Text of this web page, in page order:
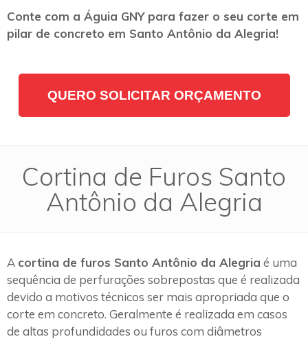
Conte com a Águia GNY para fazer o seu corte em
pilar de concreto em Santo Antônio da Alegria!
QUERO SOLICITAR ORÇAMENTO
Cortina de Furos Santo
Antônio da Alegria
A cortina de furos Santo Antônio da Alegria é uma
sequência de perfurações sobrepostas que é realizada
devido a motivos técnicos ser mais apropriada que o
corte em concreto. Geralmente é realizada em casos
de altas profundidades ou furos com diâmetros